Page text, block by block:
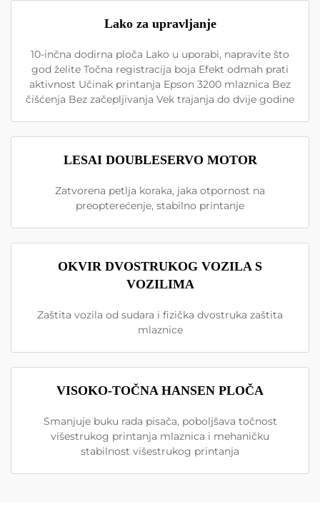
Lako za upravljanje
10-inčna dodirna ploča Lako u uporabi, napravite što
god želite Točna registracija boja Efekt odmah prati
aktivnost Učinak printanja Epson 3200 mlaznica Bez
čišćenja Bez začepljivanja Vek trajanja do dvije godine
LESAI DOUBLESERVO MOTOR
Zatvorena petlja koraka, jaka otpornost na
preopterećenje, stabilno printanje
OKVIR DVOSTRUKOG VOZILA S
VOZILIMA
Zaštita vozila od sudara i fizička dvostruka zaštita
mlaznice
VISOKO-TOČNA HANSEN PLOČA
Smanjuje buku rada pisača, poboljšava točnost
višestrukog printanja mlaznica i mehaničku
stabilnost višestrukog printanja